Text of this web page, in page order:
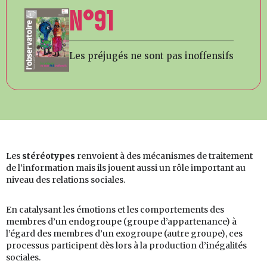
N°91
Les préjugés ne sont pas inoffensifs
Les stéréotypes renvoient à des mécanismes de traitement
de l’information mais ils jouent aussi un rôle important au
niveau des relations sociales.
En catalysant les émotions et les comportements des
membres d’un endogroupe (groupe d’appartenance) à
l’égard des membres d’un exogroupe (autre groupe), ces
processus participent dès lors à la production d’inégalités
sociales.